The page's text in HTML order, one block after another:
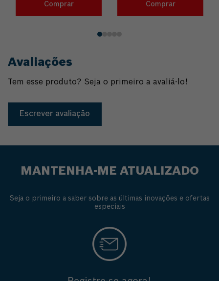
Comprar Comprar
Avaliações
Tem esse produto? Seja o primeiro a avaliá-lo!
Escrever avaliação
MANTENHA-ME ATUALIZADO
Seja o primeiro a saber sobre as últimas inovações e ofertas
especiais